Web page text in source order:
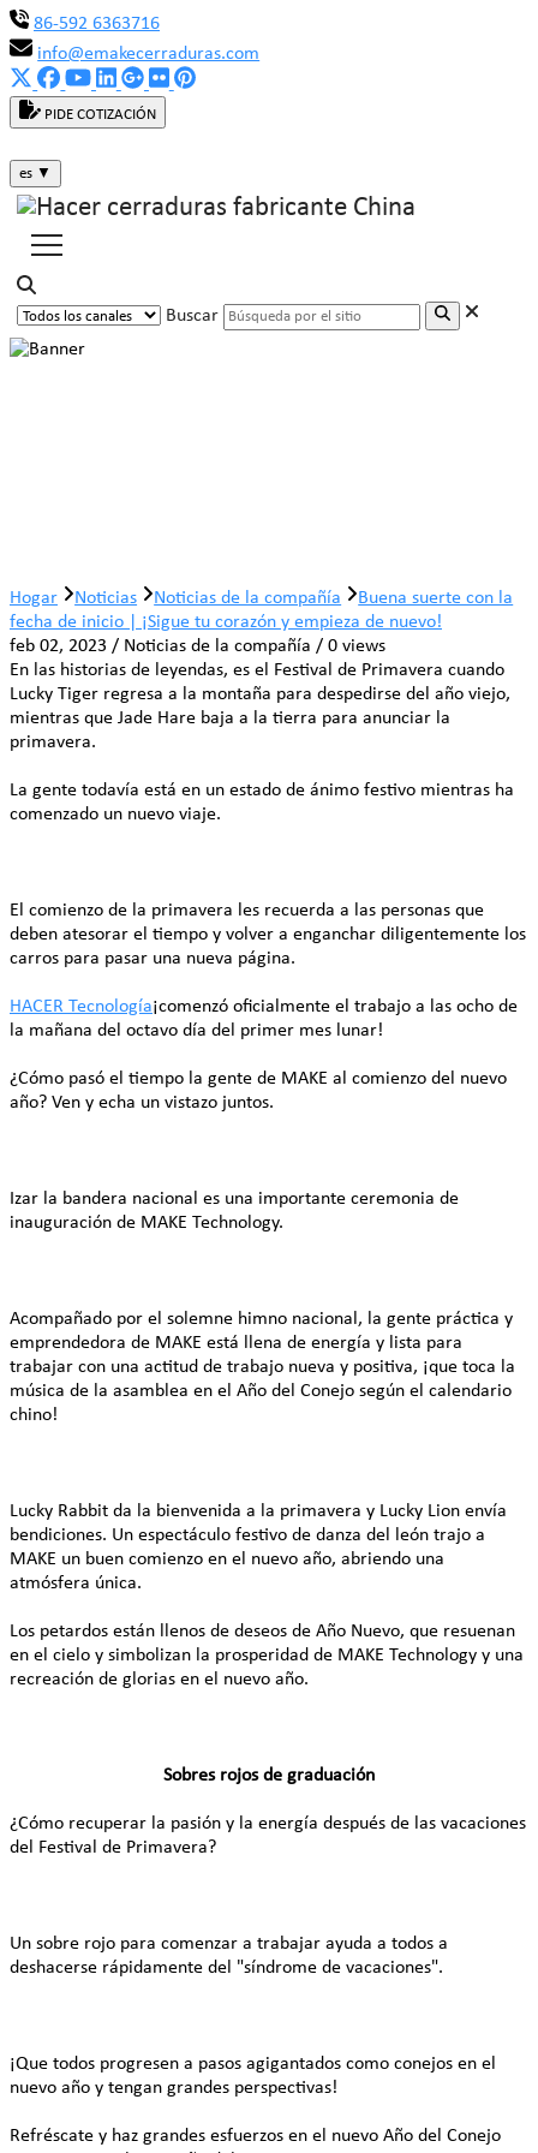
86-592 6363716
info@emakecerraduras.com
PIDE COTIZACIÓN
es ▼
Buscar
Hogar Noticias Noticias de la compañía
Buena suerte con la
fecha de inicio | ¡Sigue tu corazón y empieza de nuevo!
feb 02, 2023 / Noticias de la compañía / 0 views
En las historias de leyendas, es el Festival de Primavera cuando
Lucky Tiger regresa a la montaña para despedirse del año viejo,
mientras que Jade Hare baja a la tierra para anunciar la
primavera.
La gente todavía está en un estado de ánimo festivo mientras ha
comenzado un nuevo viaje.
El comienzo de la primavera les recuerda a las personas que
deben atesorar el tiempo y volver a enganchar diligentemente los
carros para pasar una nueva página.
HACER Tecnología¡comenzó oficialmente el trabajo a las ocho de
la mañana del octavo día del primer mes lunar!
¿Cómo pasó el tiempo la gente de MAKE al comienzo del nuevo
año? Ven y echa un vistazo juntos.
Izar la bandera nacional es una importante ceremonia de
inauguración de MAKE Technology.
Acompañado por el solemne himno nacional, la gente práctica y
emprendedora de MAKE está llena de energía y lista para
trabajar con una actitud de trabajo nueva y positiva, ¡que toca la
música de la asamblea en el Año del Conejo según el calendario
chino!
Lucky Rabbit da la bienvenida a la primavera y Lucky Lion envía
bendiciones. Un espectáculo festivo de danza del león trajo a
MAKE un buen comienzo en el nuevo año, abriendo una
atmósfera única.
Los petardos están llenos de deseos de Año Nuevo, que resuenan
en el cielo y simbolizan la prosperidad de MAKE Technology y una
recreación de glorias en el nuevo año.
Sobres rojos de graduación
¿Cómo recuperar la pasión y la energía después de las vacaciones
del Festival de Primavera?
Un sobre rojo para comenzar a trabajar ayuda a todos a
deshacerse rápidamente del "síndrome de vacaciones".
¡Que todos progresen a pasos agigantados como conejos en el
nuevo año y tengan grandes perspectivas!
Refréscate y haz grandes esfuerzos en el nuevo Año del Conejo